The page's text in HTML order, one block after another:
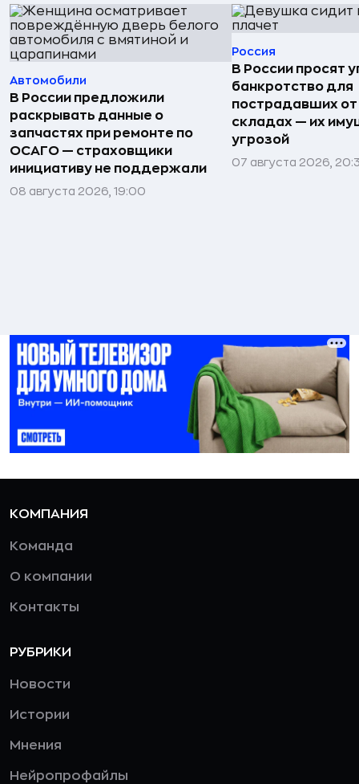
Автомобили
В России предложили
раскрывать данные о
запчастях при ремонте по
ОСАГО — страховщики
инициативу не поддержали
08 августа 2026, 19:00
Россия
В России просят
банкротство для
пострадавших
складах — их
угрозой
07 августа 2026,
КОМПАНИЯ
Команда
О компании
Контакты
РУБРИКИ
Новости
Истории
Мнения
Нейропрофайлы